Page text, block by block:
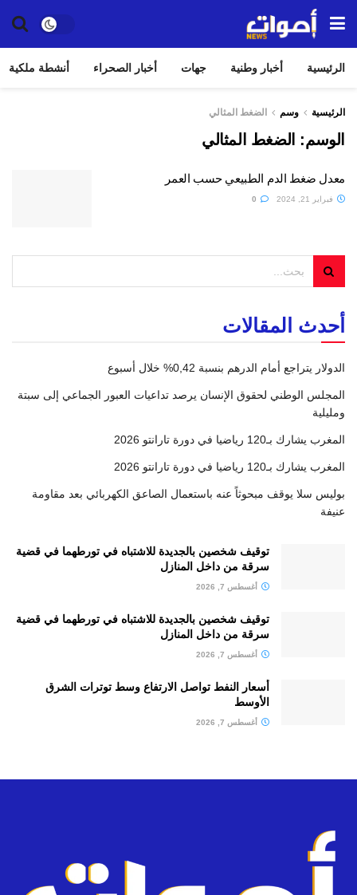
الرئيسية أخبار وطنية جهات أخبار الصحراء أنشطة ملكية
الرئيسية وسم الضغط المثالي
الوسم: الضغط المثالي
معدل ضغط الدم الطبيعي حسب العمر
فبراير 21, 2024
أحدث المقالات
الدولار يتراجع أمام الدرهم بنسبة 0,42% خلال أسبوع
المجلس الوطني لحقوق الإنسان يرصد تداعيات العبور الجماعي إلى سبتة
ومليلية
المغرب يشارك بـ120 رياضيا في دورة تارانتو 2026
المغرب يشارك بـ120 رياضيا في دورة تارانتو 2026
بوليس سلا يوقف مبحوثاً عنه باستعمال الصاعق الكهربائي بعد مقاومة
عنيفة
توقيف شخصين بالجديدة للاشتباه في تورطهما في قضية
سرقة من داخل المنازل
أغسطس 7, 2026
توقيف شخصين بالجديدة للاشتباه في تورطهما في قضية
سرقة من داخل المنازل
أغسطس 7, 2026
أسعار النفط تواصل الارتفاع وسط توترات الشرق
الأوسط
أغسطس 7, 2026